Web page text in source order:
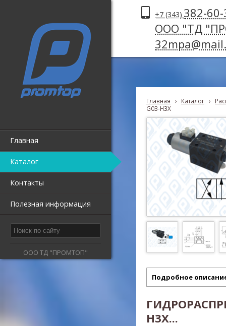
Главная
Каталог
Контакты
Полезная информация
ООО ТД "ПРОМТОП"
+7 (343) 382-
ООО "ТД
Главная › Каталог ›
G03-H3X
Подробное
H3X...